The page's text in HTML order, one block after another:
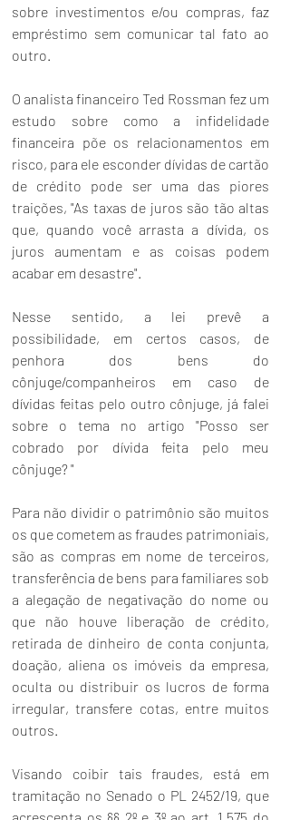
sobre investimentos e/ou compras, faz
empréstimo sem comunicar tal fato ao
outro.
O analista financeiro Ted Rossman fez um
estudo sobre como a infidelidade
financeira põe os relacionamentos em
risco, para ele esconder dívidas de cartão
de crédito pode ser uma das piores
traições, "As taxas de juros são tão altas
que, quando você arrasta a dívida, os
juros aumentam e as coisas podem
acabar em desastre".
Nesse sentido, a lei prevê a
possibilidade, em certos casos, de
penhora dos bens do
cônjuge/companheiros em caso de
dívidas feitas pelo outro cônjuge, já falei
sobre o tema no artigo "Posso ser
cobrado por dívida feita pelo meu
cônjuge? "
Para não dividir o patrimônio são muitos
os que cometem as fraudes patrimoniais,
são as compras em nome de terceiros,
transferência de bens para familiares sob
a alegação de negativação do nome ou
que não houve liberação de crédito,
retirada de dinheiro de conta conjunta,
doação, aliena os imóveis da empresa,
oculta ou distribuir os lucros de forma
irregular, transfere cotas, entre muitos
outros.
Visando coibir tais fraudes, está em
tramitação no Senado o PL 2452/19, que